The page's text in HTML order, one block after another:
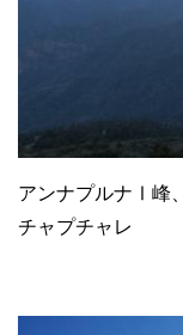
アンナプルナⅠ峰
チャプチャレ